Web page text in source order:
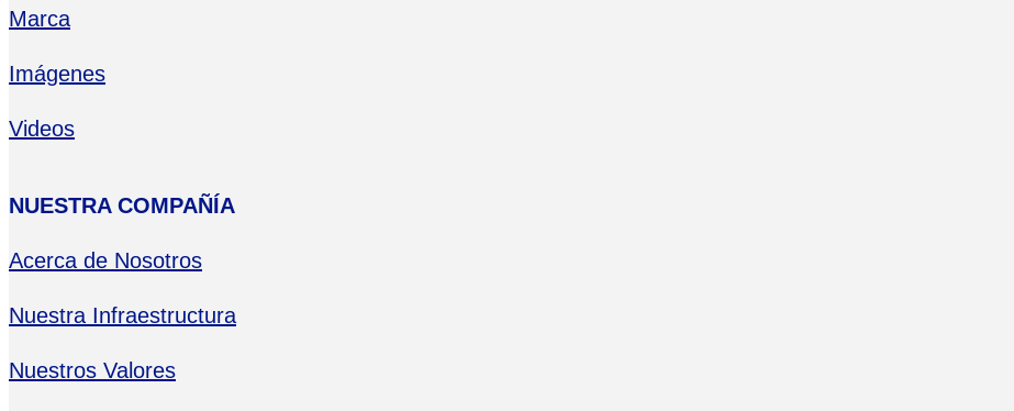
Marca
Imágenes
Videos
NUESTRA COMPAÑÍA
Acerca de Nosotros
Nuestra Infraestructura
Nuestros Valores